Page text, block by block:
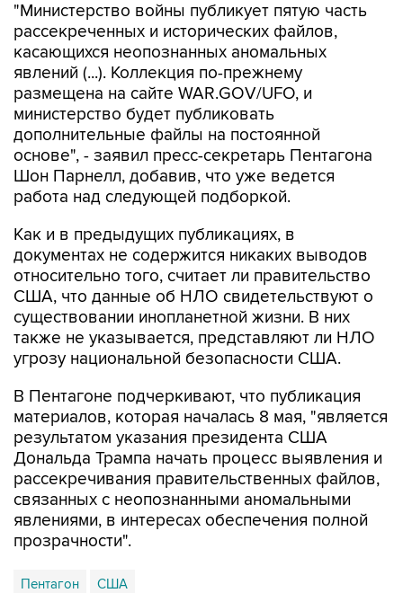
"Министерство войны публикует пятую часть
рассекреченных и исторических файлов,
касающихся неопознанных аномальных
явлений (...). Коллекция по-прежнему
размещена на сайте WAR.GOV/UFO, и
министерство будет публиковать
дополнительные файлы на постоянной
основе", - заявил пресс-секретарь Пентагона
Шон Парнелл, добавив, что уже ведется
работа над следующей подборкой.
Как и в предыдущих публикациях, в
документах не содержится никаких выводов
относительно того, считает ли правительство
США, что данные об НЛО свидетельствуют о
существовании инопланетной жизни. В них
также не указывается, представляют ли НЛО
угрозу национальной безопасности США.
В Пентагоне подчеркивают, что публикация
материалов, которая началась 8 мая, "является
результатом указания президента США
Дональда Трампа начать процесс выявления и
рассекречивания правительственных файлов,
связанных с неопознанными аномальными
явлениями, в интересах обеспечения полной
прозрачности".
Пентагон США